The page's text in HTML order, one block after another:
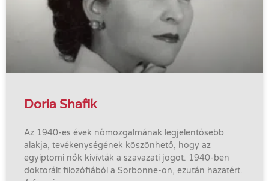
Doria Shafik
Az 1940-es évek nőmozgalmának legjelentősebb
alakja, tevékenységének köszönhető, hogy az
egyiptomi nők kivívták a szavazati jogot. 1940-ben
doktorált filozófiából a Sorbonne-on, ezután hazatért.